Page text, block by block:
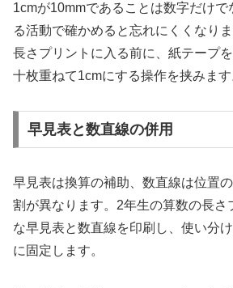
1cmが10mmであることは数字だけ
る活動で確かめると忘れにくくなり
長さプリントに入る前に、紙テープを
十枚重ねて1cmにする操作を挟みます
早見表と数直線の併用
早見表は換算の補助、数直線は位置
割が異なります。2年生の算数の長さ
な早見表と数直線を印刷し、使い分
に固定します。